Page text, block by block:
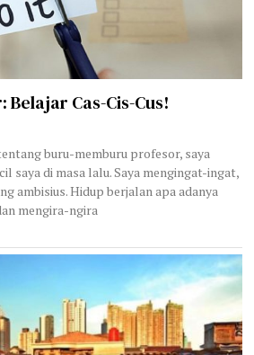
Cas-Cis-Cus!
buru-memburu profesor, saya
saya di masa lalu. Saya mengingat-ingat,
ambisius. Hidup berjalan apa adanya
mengira-ngira